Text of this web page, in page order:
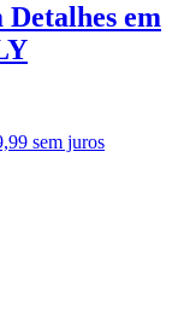
em
sem juros